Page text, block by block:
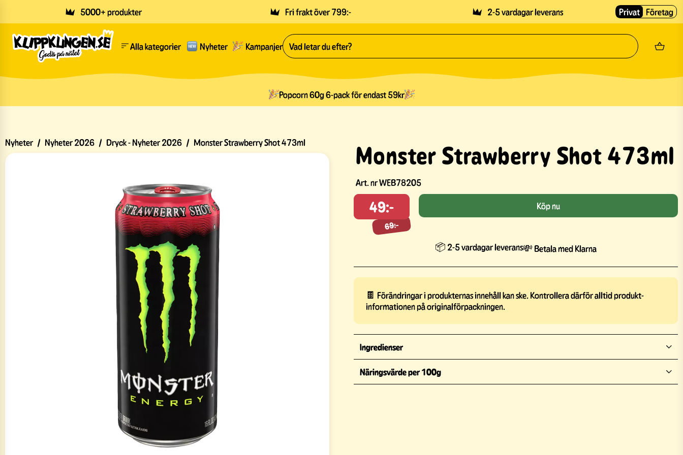
5000+ produkter Fri frakt över 799:- 2-5 vardagar leverans Privat Företag
Alla kategorier Nyheter Kampanjer
Popcorn 60g 6-pack för endast 59kr
Nyheter / Nyheter 2026 / Dryck - Nyheter 2026 / Monster Strawberry Shot 473ml Monster Strawberry Shot 473ml
Art. nrWEB78205
49:-
69:-
69:- Köp nu
📦 2-5 vardagar leverans💸 Betala med Klarna
🍫 Förändringar i produkternas innehåll kan ske. Kontrollera därför alltid produkt-
informationen på originalförpackningen.
Ingredienser
Näringsvärde per 100g